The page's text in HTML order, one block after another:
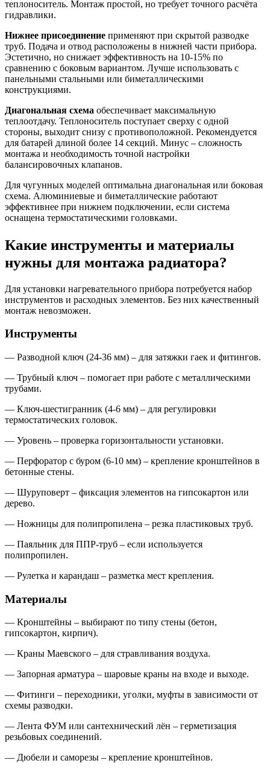
теплоноситель. Монтаж простой, но требует точного расчёта
гидравлики.
Нижнее присоединение применяют при скрытой разводке
труб. Подача и отвод расположены в нижней части прибора.
Эстетично, но снижает эффективность на 10-15% по
сравнению с боковым вариантом. Лучше использовать с
панельными стальными или биметаллическими
конструкциями.
Диагональная схема обеспечивает максимальную
теплоотдачу. Теплоноситель поступает сверху с одной
стороны, выходит снизу с противоположной. Рекомендуется
для батарей длиной более 14 секций. Минус – сложность
монтажа и необходимость точной настройки
балансировочных клапанов.
Для чугунных моделей оптимальна диагональная или боковая
схема. Алюминиевые и биметаллические работают
эффективнее при нижнем подключении, если система
оснащена термостатическими головками.
Какие инструменты и материалы
нужны для монтажа радиатора?
Для установки нагревательного прибора потребуется набор
инструментов и расходных элементов. Без них качественный
монтаж невозможен.
Инструменты
— Разводной ключ (24-36 мм) – для затяжки гаек и фитингов.
— Трубный ключ – помогает при работе с металлическими
трубами.
— Ключ-шестигранник (4-6 мм) – для регулировки
термостатических головок.
— Уровень – проверка горизонтальности установки.
— Перфоратор с буром (6-10 мм) – крепление кронштейнов в
бетонные стены.
— Шуруповерт – фиксация элементов на гипсокартон или
дерево.
— Ножницы для полипропилена – резка пластиковых труб.
— Паяльник для ППР-труб – если используется
полипропилен.
— Рулетка и карандаш – разметка мест крепления.
Материалы
— Кронштейны – выбирают по типу стены (бетон,
гипсокартон, кирпич).
— Краны Маевского – для стравливания воздуха.
— Запорная арматура – шаровые краны на входе и выходе.
— Фитинги – переходники, уголки, муфты в зависимости от
схемы разводки.
— Лента ФУМ или сантехнический лён – герметизация
резьбовых соединений.
— Дюбели и саморезы – крепление кронштейнов.